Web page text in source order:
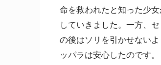
命を救われたと知った少
していきました。一方、
の後はソリを引かせない
ッパラは安心したのです。